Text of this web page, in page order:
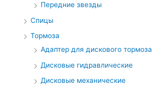
Передние звезды
Спицы
Тормоза
Адаптер для дискового тормоза
Дисковые гидравлические
Дисковые механические